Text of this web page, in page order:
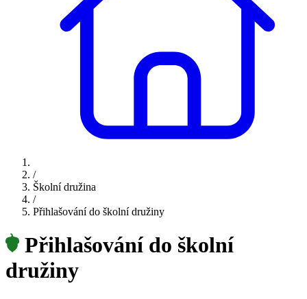
/
Školní družina
/
Přihlašování do školní družiny
Přihlašování do školní
družiny